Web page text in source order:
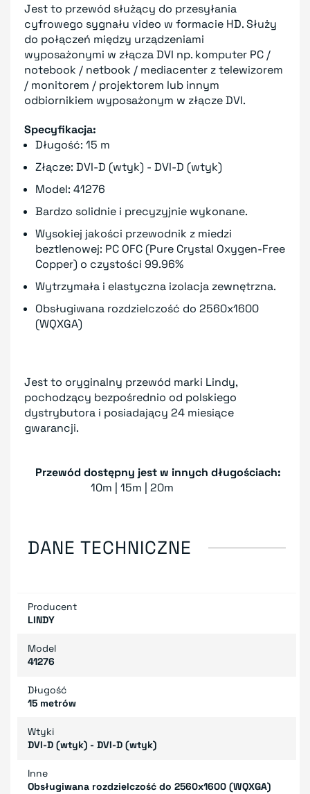
Jest to przewód służący do przesyłania
cyfrowego sygnału video w formacie HD. Służy
do połączeń między urządzeniami
wyposażonymi w złącza DVI np. komputer PC /
notebook / netbook / mediacenter z telewizorem
/ monitorem / projektorem lub innym
odbiornikiem wyposażonym w złącze DVI.
Specyfikacja:
Długość: 15 m
Złącze: DVI-D (wtyk) - DVI-D (wtyk)
Model: 41276
Bardzo solidnie i precyzyjnie wykonane.
Wysokiej jakości przewodnik z miedzi
beztlenowej: PC OFC (Pure Crystal Oxygen-Free
Copper) o czystości 99.96%
Wytrzymała i elastyczna izolacja zewnętrzna.
Obsługiwana rozdzielczość do 2560x1600
(WQXGA)
Jest to oryginalny przewód marki Lindy,
pochodzący bezpośrednio od polskiego
dystrybutora i posiadający 24 miesiące
gwarancji.
Przewód dostępny jest w innych długościach:
10m | 15m | 20m
DANE TECHNICZNE
Producent
LINDY
Model
41276
Długość
15 metrów
Wtyki
DVI-D (wtyk) - DVI-D (wtyk)
Inne
Obsługiwana rozdzielczość do 2560x1600 (WQXGA)